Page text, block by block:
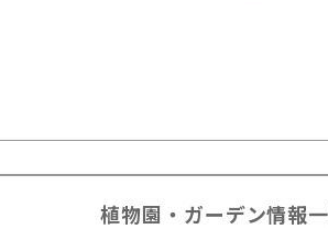
植物園・ガーデン情報